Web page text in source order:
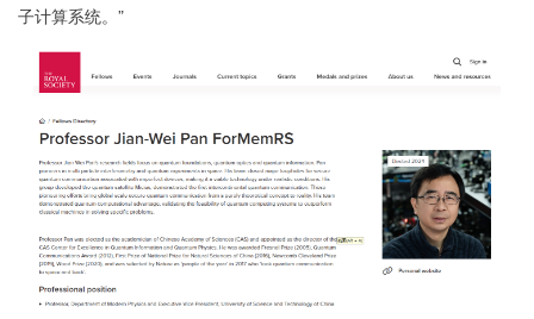
子计算系统。”